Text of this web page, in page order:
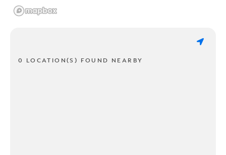
0 LOCATION(S) FOUND NEARBY